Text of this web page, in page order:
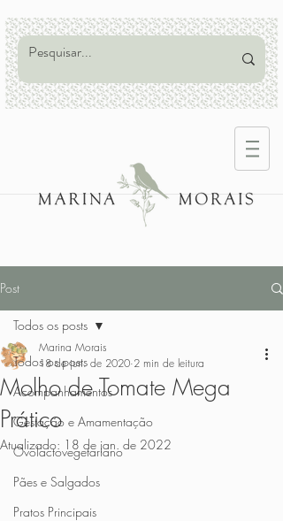
Post
Todos os posts
Acompanhamentos
Gestação e Amamentação
Ovolactovegetariano
Pães e Salgados
Pratos Principais
Todos os posts
Molho de Tomate Mega
Prático
Marina Morais
18 de jun. de 2020 2 min de leitura
Atualizado: 18 de jan. de 2022